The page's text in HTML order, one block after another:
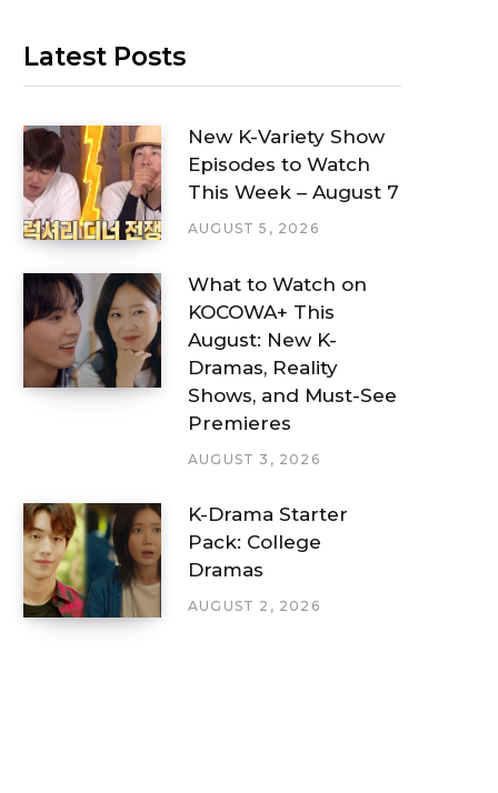
Latest Posts
New K-Variety Show
Episodes to Watch
This Week – August 7
AUGUST 5, 2026
What to Watch on
KOCOWA+ This
August: New K-
Dramas, Reality
Shows, and Must-See
Premieres
AUGUST 3, 2026
K-Drama Starter
Pack: College
Dramas
AUGUST 2, 2026